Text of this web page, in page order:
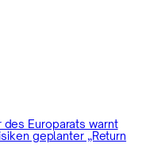
Europarats warnt
geplanter „Return